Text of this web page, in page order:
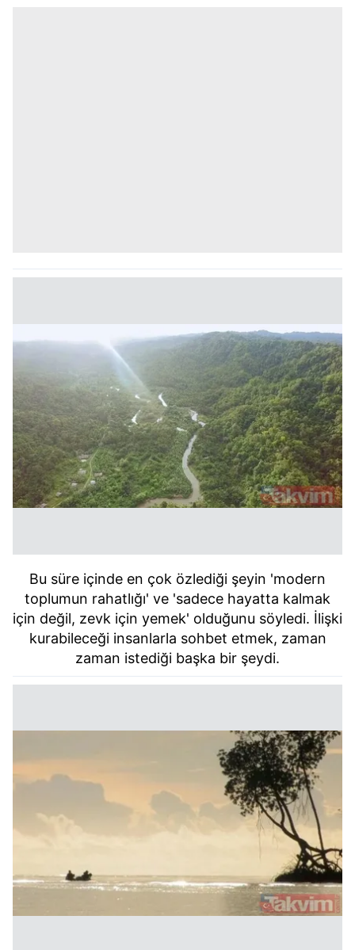
Bu süre içinde en çok özlediği şeyin 'modern
toplumun rahatlığı' ve 'sadece hayatta kalmak
için değil, zevk için yemek' olduğunu söyledi. İlişki
kurabileceği insanlarla sohbet etmek, zaman
zaman istediği başka bir şeydi.